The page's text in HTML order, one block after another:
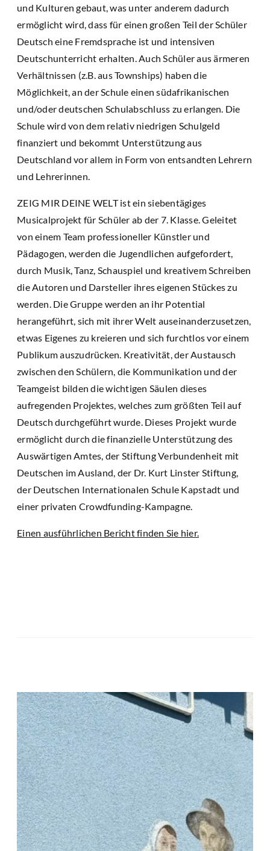
und Kulturen gebaut, was unter anderem dadurch
ermöglicht wird, dass für einen großen Teil der Schüler
Deutsch eine Fremdsprache ist und intensiven
Deutschunterricht erhalten. Auch Schüler aus ärmeren
Verhältnissen (z.B. aus Townships) haben die
Möglichkeit, an der Schule einen südafrikanischen
und/oder deutschen Schulabschluss zu erlangen. Die
Schule wird von dem relativ niedrigen Schulgeld
finanziert und bekommt Unterstützung aus
Deutschland vor allem in Form von entsandten Lehrern
und Lehrerinnen.
ZEIG MIR DEINE WELT ist ein siebentägiges
Musicalprojekt für Schüler ab der 7. Klasse. Geleitet
von einem Team professioneller Künstler und
Pädagogen, werden die Jugendlichen aufgefordert,
durch Musik, Tanz, Schauspiel und kreativem Schreiben
die Autoren und Darsteller ihres eigenen Stückes zu
werden. Die Gruppe werden an ihr Potential
herangeführt, sich mit ihrer Welt auseinanderzusetzen,
etwas Eigenes zu kreieren und sich furchtlos vor einem
Publikum auszudrücken. Kreativität, der Austausch
zwischen den Schülern, die Kommunikation und der
Teamgeist bilden die wichtigen Säulen dieses
aufregenden Projektes, welches zum größten Teil auf
Deutsch durchgeführt wurde. Dieses Projekt wurde
ermöglicht durch die finanzielle Unterstützung des
Auswärtigen Amtes, der Stiftung Verbundenheit mit
Deutschen im Ausland, der Dr. Kurt Linster Stiftung,
der Deutschen Internationalen Schule Kapstadt und
einer privaten Crowdfunding-Kampagne.
Einen ausführlichen Bericht finden Sie hier.